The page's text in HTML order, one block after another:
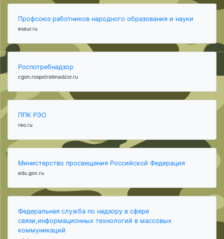
Профсоюз работников народного образования и науки
eseur.ru
Роспотребнадзор
cgon.rospotrebnadzor.ru
ППК РЭО
reo.ru
Министерство просвещения Российской Федерация
edu.gov.ru
Федеральная служба по надзору в сфере
связи,информационных технологий в массовых
коммуникаций